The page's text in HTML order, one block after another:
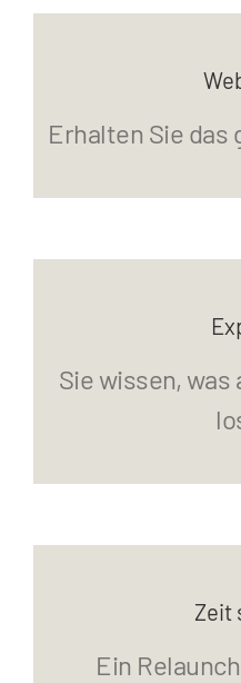
Erhalten Sie das
Sie wissen,
Zeit
Ein